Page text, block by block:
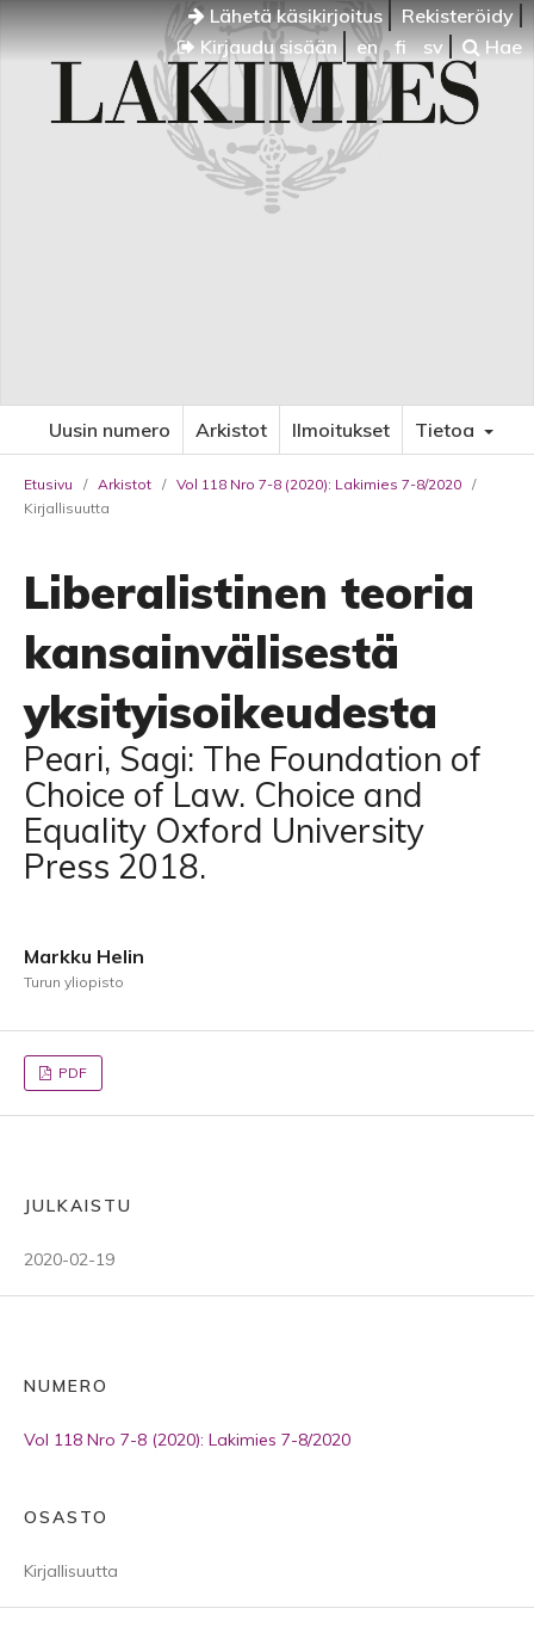
Lähetä käsikirjoitus
Rekisteröidy
Kirjaudu sisään
en fi sv Hae
Uusin numero Arkistot Ilmoitukset Tietoa
Etusivu / Arkistot / Vol 118 Nro 7-8 (2020): Lakimies 7-8/2020 /
Kirjallisuutta
Liberalistinen teoria
kansainvälisestä
yksityisoikeudesta
Peari, Sagi: The Foundation of
Choice of Law. Choice and
Equality Oxford University
Press 2018.
Markku Helin
Turun yliopisto
PDF
JULKAISTU
2020-02-19
NUMERO
Vol 118 Nro 7-8 (2020): Lakimies 7-8/2020
OSASTO
Kirjallisuutta